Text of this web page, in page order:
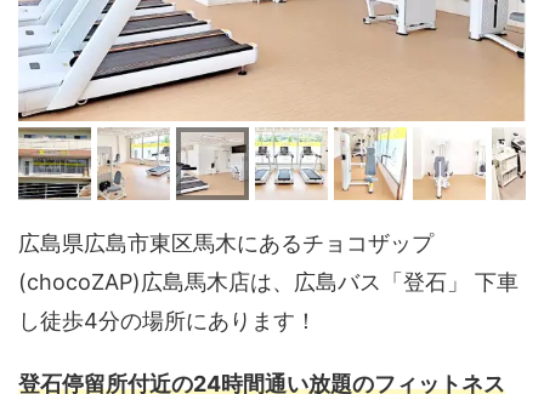
広島県広島市東区馬木にあるチョコザップ
(chocoZAP)広島馬木店は、広島バス「登石」 下車
し徒歩4分の場所にあります！
登石停留所付近の24時間通い放題のフィットネス